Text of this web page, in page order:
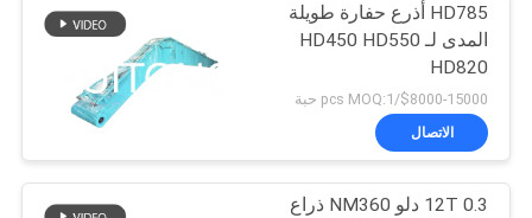
اطلب
اقتباس
خريطة
الموقعحفارة طويلة تصل بوم
238
HD785 أذرع حفارة طويلة
المدى لـ HD450 HD550
HD820
$8000-15000/pcs MOQ:1 حبة
الاتصال
12T 0.3 دلو NM360 ذراع